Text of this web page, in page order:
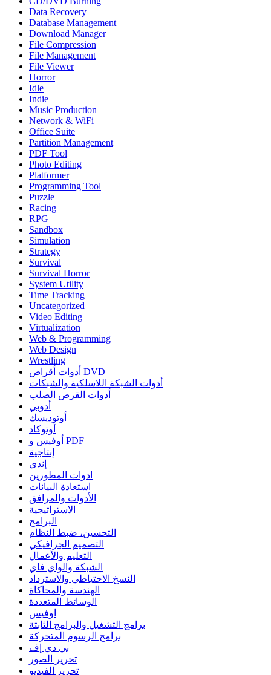
Data Recovery
Database Management
Download Manager
File Compression
File Management
File Viewer
Horror
Idle
Indie
Music Production
Network & WiFi
Office Suite
Partition Management
PDF Tool
Photo Editing
Platformer
Programming Tool
Puzzle
Racing
RPG
Sandbox
Simulation
Strategy
Survival
Survival Horror
System Utility
Time Tracking
Uncategorized
Video Editing
Virtualization
Web & Programming
Web Design
Wrestling
أدوات أقراص DVD
أدوات الشبكة اللاسلكية والشبكات
أدوات القرص الصلب
أدوبي
أوتوديسك
أوتوكاد
أوفيس و PDF
إنتاجية
إندي
ادوات المطورين
استعادة البيانات
الأدوات والمرافق
الاستراتيجية
البرامج
التحسين، ضبط النظام
التصميم الجرافيكي
التعليم والأعمال
الشبكة والواي فاي
النسخ الاحتياطي والاسترداد
الهندسة والمحاكاة
الوسائط المتعددة
اوفيس
برامج التشغيل والبرامج الثابتة
برامج الرسوم المتحركة
بي دي إف
تحرير الصور
تحرير الفيديو